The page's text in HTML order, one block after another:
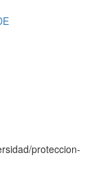
proteccion-